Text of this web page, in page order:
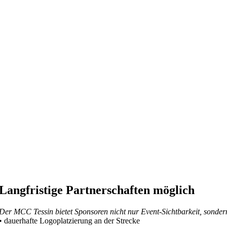
Partnerschaften möglich
MCC Tessin bietet Sponsoren nicht nur Event-Sichtbarkeit,
dauerhafte Logoplatzierung an der Strecke